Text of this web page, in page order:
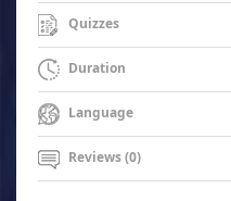
Quizzes
Duration
Language
Reviews (0)